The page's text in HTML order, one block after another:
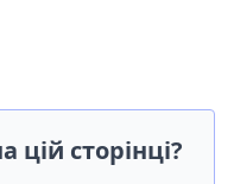
сторінці?